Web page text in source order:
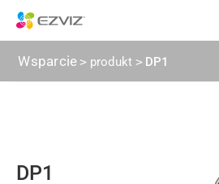
Wsparcie> produkt > DP1
DP1